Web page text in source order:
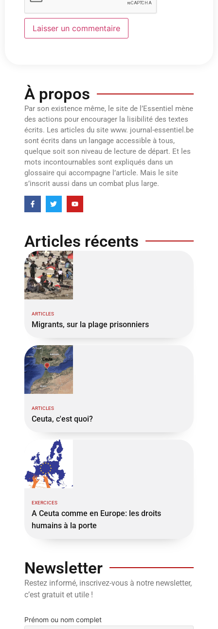
À propos
Par son existence même, le site de l’Essentiel mène
des actions pour encourager la lisibilité des textes
écrits. Les articles du site www. journal-essentiel.be
sont écrits dans un langage accessible à tous,
quelque soit son niveau de lecture de départ. Et les
mots incontournables sont expliqués dans un
glossaire qui accompagne l’article. Mais le site
s’inscrit aussi dans un combat plus large.
Articles récents
ARTICLES
Migrants, sur la plage prisonniers
ARTICLES
Ceuta, c'est quoi?
EXERCICES
A Ceuta comme en Europe: les droits
humains à la porte
Newsletter
Restez informé, inscrivez-vous à notre newsletter,
c’est gratuit et utile !
Prénom ou nom complet